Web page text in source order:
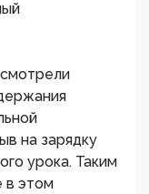
на зарядку
урока. Таким
в этом